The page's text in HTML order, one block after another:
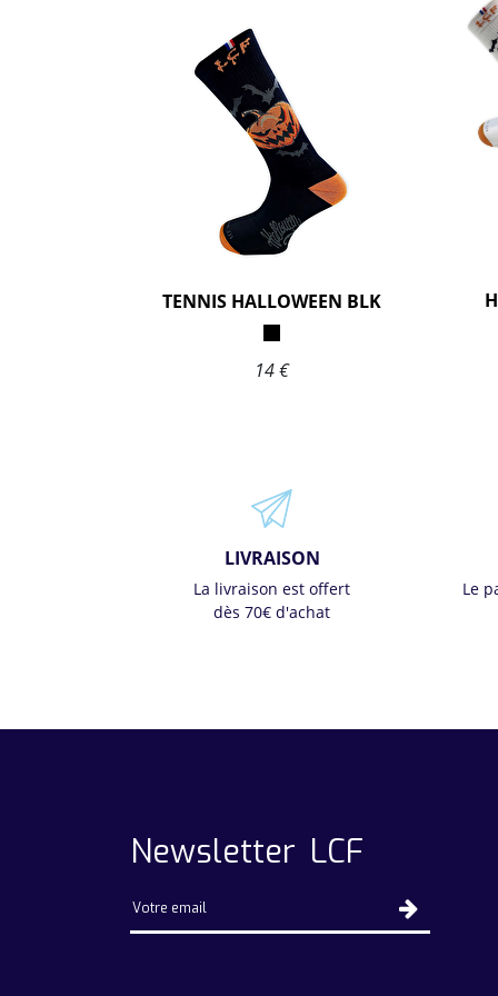
TENNIS HALLOWEEN BLK
14 €
LIVRAISON
La livraison est offert
dès 70€ d'achat
Le
Newsletter LCF